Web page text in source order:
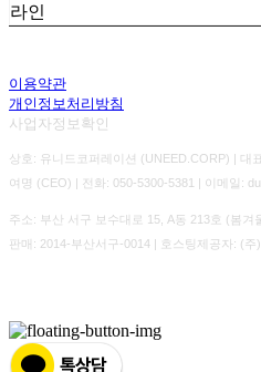
라인
이용약관
개인정보처리방침
사업자정보확인
상호: 유니드코퍼레이션 (UNEED.CORP) | 대
여명 (CEO) | 전화: 050-5300-5381 | 이메일:
주소: 부산 서구 보수대로 15, A동 213호 (봄겨
판매: 2014-부산서구-0014 | 호스팅제공자: (주